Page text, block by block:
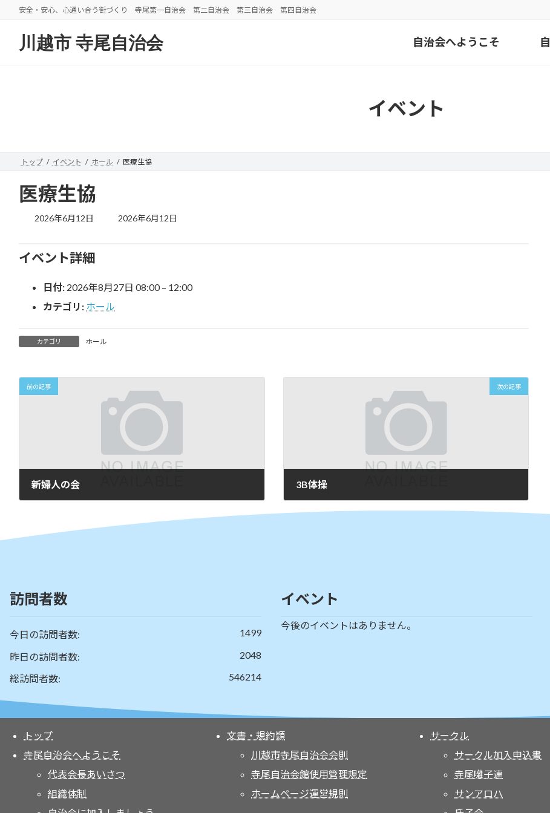
安全・安心、心通い合う街づくり 寺尾第一自治会 第二自治会 第三自治会 第四自治会
川越市 寺尾自治会 自治会へようこそ
イベント
トップ イベント ホール 医療生協
医療生協
2026年6月12日
最
:
2026年6月12日
イベント詳細
日付: 2026年8月27日 08:00– 12:00
カテゴリ: ホール
カテゴリ ホール
前の記事
新婦人の会
次の記事
3B体操
2026年6月12日
訪問者数
1499
今日の訪問者数:
2048
昨日の訪問者数:
546214
総訪問者数:
イベント
今後のイベントはありません。
トップ
寺尾自治会へようこそ
代表会長あいさつ
組織体制
文書・規約類
川越市寺尾自治会会則
寺尾自治会館使用管理規定
ホームページ運営規則
サークル
サークル加入申込書
寺尾囃子連
サンアロハ